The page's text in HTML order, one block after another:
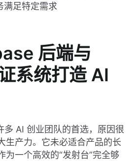
满足特定需求
后端与
系统打造 AI
多 AI 创业团队的首选，原因很
生产力。它未必适合产品的长
为一个高效的“发射台”完全够